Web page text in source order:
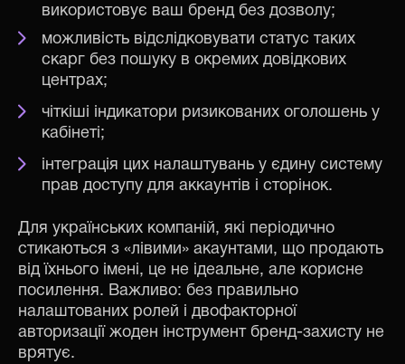
використовує ваш бренд без дозволу;
можливість відслідковувати статус таких
скарг без пошуку в окремих довідкових
центрах;
чіткіші індикатори ризикованих оголошень у
кабінеті;
інтеграція цих налаштувань у єдину систему
прав доступу для аккаунтів і сторінок.
Для українських компаній, які періодично
стикаються з «лівими» акаунтами, що продають
від їхнього імені, це не ідеальне, але корисне
посилення. Важливо: без правильно
налаштованих ролей і двофакторної
авторизації жоден інструмент бренд-захисту не
врятує.